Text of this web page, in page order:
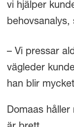
vi hjälper
behovsanalys,
– Vi pressar
vägleder
han blir
Domaas